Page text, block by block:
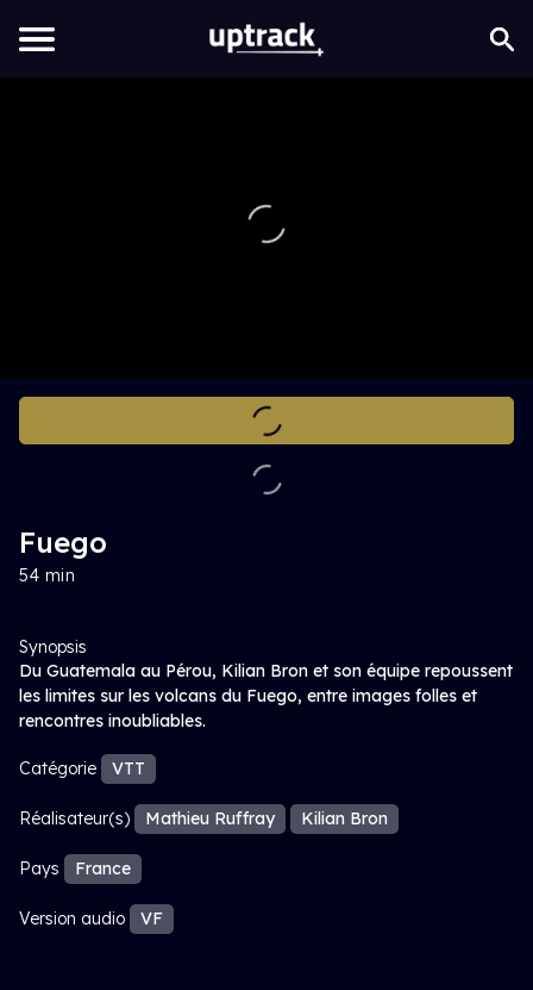
Fuego
54 min
Synopsis
Du Guatemala au Pérou, Kilian Bron et son équipe repoussent
les limites sur les volcans du Fuego, entre images folles et
rencontres inoubliables.
Catégorie VTT
Réalisateur(s) Mathieu Ruffray Kilian Bron
Pays France
Version audio VF